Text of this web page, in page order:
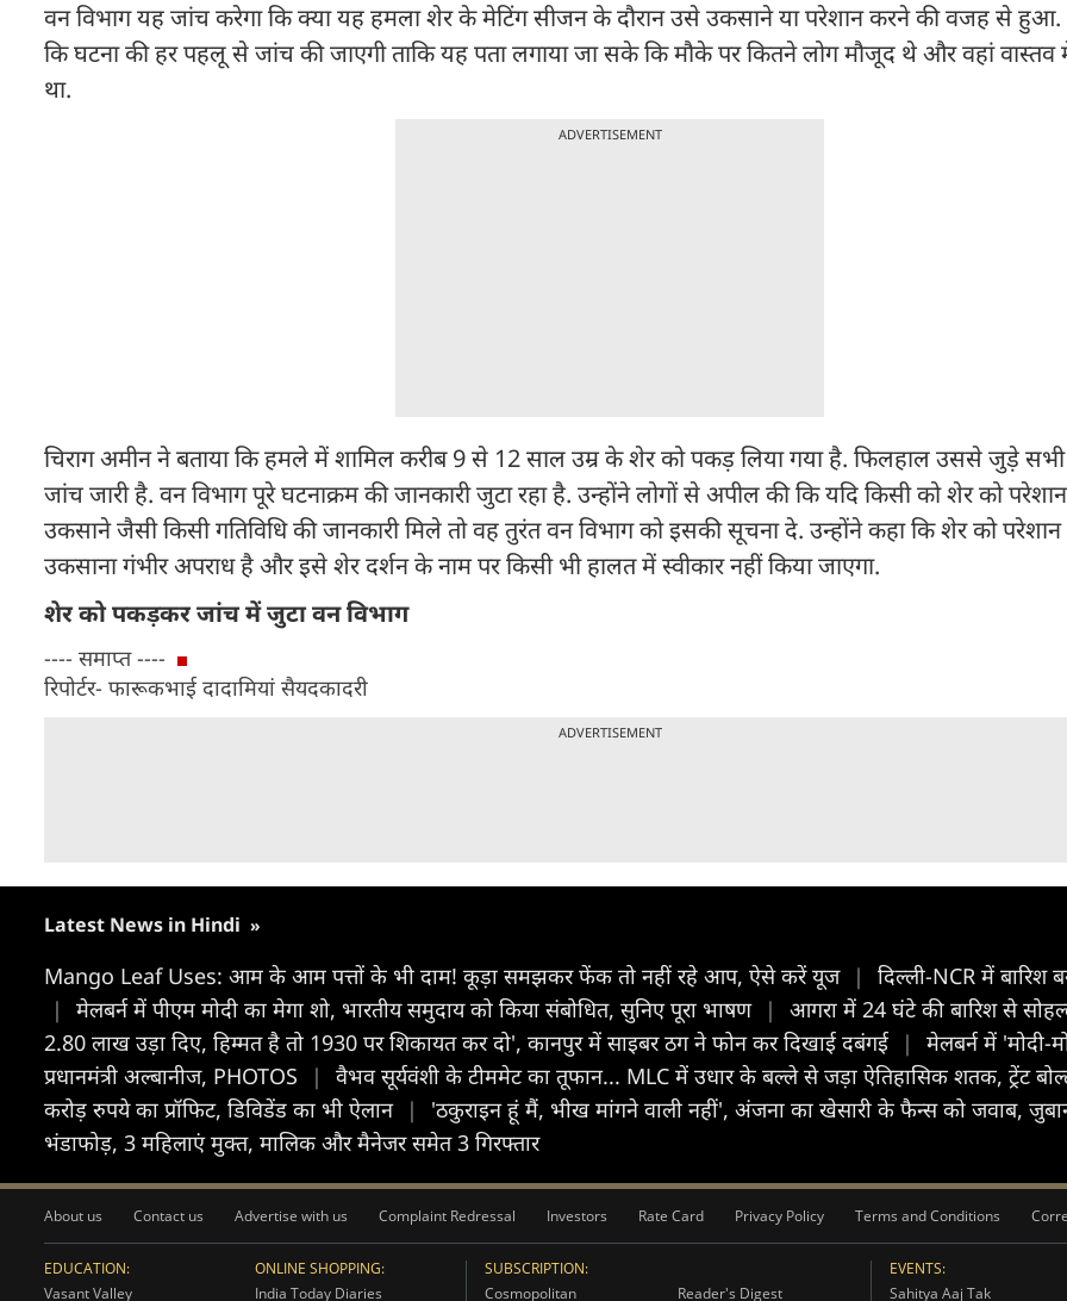
वन विभाग यह जांच करेगा कि क्या यह हमला शेर के मेटिंग सीजन के दौरान उसे उकसाने या परेशान करने की वजह से हुआ.
कि घटना की हर पहलू से जांच की जाएगी ताकि यह पता लगाया जा सके कि मौके पर कितने लोग मौजूद थे और वहां
था.
ADVERTISEMENT
चिराग अमीन ने बताया कि हमले में शामिल करीब 9 से 12 साल उम्र के शेर को पकड़ लिया गया है. फिलहाल उससे जुड़े
जांच जारी है. वन विभाग पूरे घटनाक्रम की जानकारी जुटा रहा है. उन्होंने लोगों से अपील की कि यदि किसी को शेर को
उकसाने जैसी किसी गतिविधि की जानकारी मिले तो वह तुरंत वन विभाग को इसकी सूचना दे. उन्होंने कहा कि शेर को
उकसाना गंभीर अपराध है और इसे शेर दर्शन के नाम पर किसी भी हालत में स्वीकार नहीं किया जाएगा.
शेर को पकड़कर जांच में जुटा वन विभाग
---- समाप्त ----
रिपोर्टर- फारूकभाई दादामियां सैयदकादरी
ADVERTISEMENT
Latest News in Hindi »
Mango Leaf Uses: आम के आम पत्तों के भी दाम! कूड़ा समझकर फेंक तो नहीं रहे आप, ऐसे करें यूज |
दिल्ली-NCR में
|
मेलबर्न में पीएम मोदी का मेगा शो, भारतीय समुदाय को किया संबोधित, सुनिए पूरा भाषण | आगरा में 24 घंटे की बारिश से
2.80 लाख उड़ा दिए, हिम्मत है तो 1930 पर शिकायत कर दो', कानपुर में साइबर ठग ने फोन कर दिखाई दबंगई
|
मेलबर्न में 'मोदी-
प्रधानमंत्री अल्बानीज, PHOTOS
| वैभव सूर्यवंशी के टीममेट का तूफान... MLC में उधार के बल्ले से जड़ा ऐतिहासिक शतक, ट्रेंट
करोड़ रुपये का प्रॉफिट, डिविडेंड का भी ऐलान | 'ठकुराइन हूं मैं, भीख मांगने वाली नहीं', अंजना का खेसारी के फैन्स को जवाब,
भंडाफोड़, 3 महिलाएं मुक्त, मालिक और मैनेजर समेत 3 गिरफ्तार
About us Contact us Advertise with us Complaint Redressal Investors Rate Card Privacy Policy Terms and Conditions
EDUCATION:
Vasant Valley
ONLINE SHOPPING:
India Today Diaries
SUBSCRIPTION:
Cosmopolitan
Reader's Digest
EVENTS:
Sahitya Aaj Tak